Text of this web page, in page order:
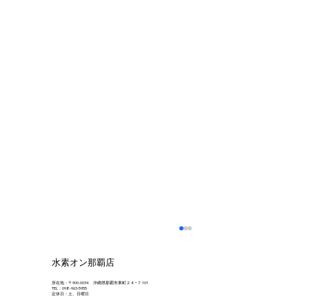
水素オン那覇店
所在地：〒900-0034 沖縄県那覇市東町２４−７ 101
TEL：098-963-5955
定休日：土、日曜日